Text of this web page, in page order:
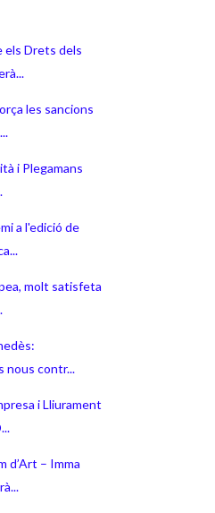
els Drets dels
les sancions
i Plegamans
a l'edició de
molt satisfeta
nous contr...
i Lliurament
d’Art – Imma